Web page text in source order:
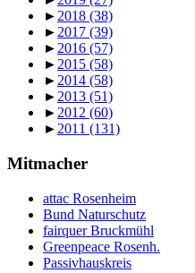
► 2018 (38)
► 2017 (39)
► 2016 (57)
► 2015 (58)
► 2014 (58)
► 2013 (51)
► 2012 (60)
► 2011 (131)
Mitmacher
attac Rosenheim
Bund Naturschutz
fairquer Bruckmühl
Greenpeace Rosenh.
Passivhauskreis